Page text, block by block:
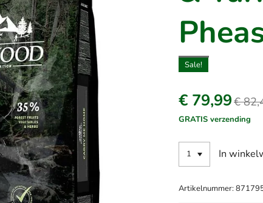
Sale!
€ 79,99€
GRATIS verzending
In
Artikelnummer: